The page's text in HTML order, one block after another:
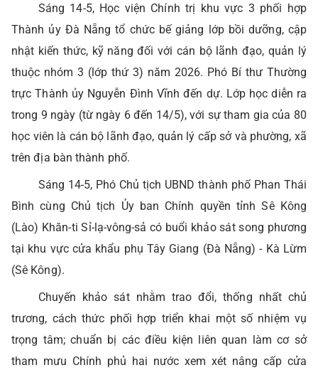
Sáng 14-5, Học viện Chính trị khu vực 3 phối hợp
Thành ủy Đà Nẵng tổ chức bế giảng lớp bồi dưỡng, cập
nhật kiến thức, kỹ năng đối với cán bộ lãnh đạo, quản lý
thuộc nhóm 3 (lớp thứ 3) năm 2026. Phó Bí thư Thường
trực Thành ủy Nguyễn Đình Vĩnh đến dự. Lớp học diễn ra
trong 9 ngày (từ ngày 6 đến 14/5), với sự tham gia của 80
học viên là cán bộ lãnh đạo, quản lý cấp sở và phường, xã
trên địa bàn thành phố.
Sáng 14-5, Phó Chủ tịch UBND thành phố Phan Thái
Bình cùng Chủ tịch Ủy ban Chính quyền tỉnh Sê Kông
(Lào) Khăn-ti Sỉ-lạ-vông-sả có buổi khảo sát song phương
tại khu vực cửa khẩu phụ Tây Giang (Đà Nẵng) - Kà Lừm
(Sê Kông).
Chuyến khảo sát nhằm trao đổi, thống nhất chủ
trương, cách thức phối hợp triển khai một số nhiệm vụ
trọng tâm; chuẩn bị các điều kiện liên quan làm cơ sở
tham mưu Chính phủ hai nước xem xét nâng cấp cửa